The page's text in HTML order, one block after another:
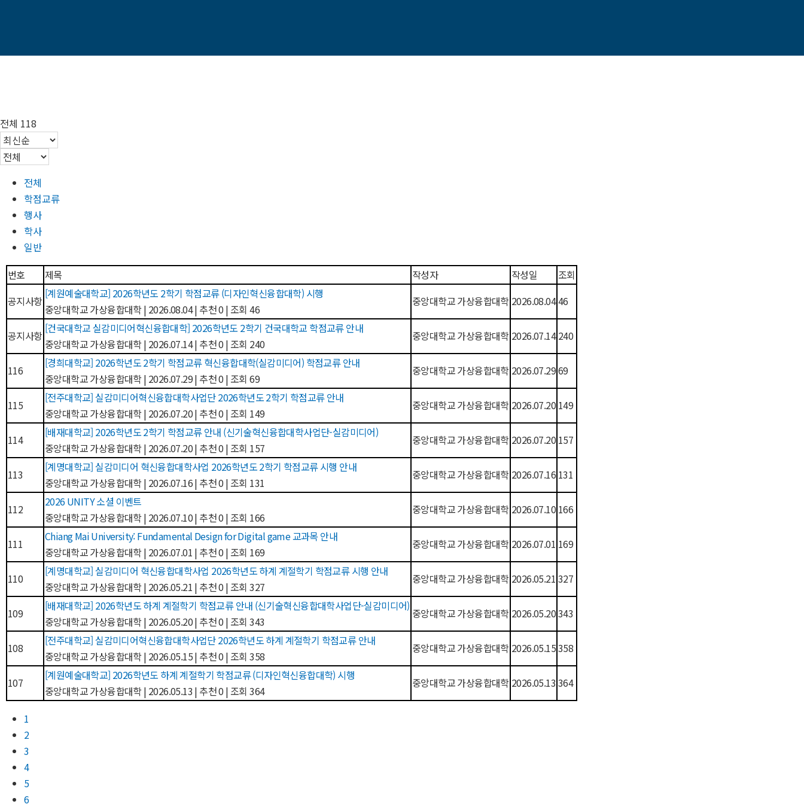
전체 118
전체
학점교류
행사
학사
일반
번호
제목 작성자 작성일
조회
공지사항
[계원예술대학교] 2026학년도 2학기 학점교류 (디자인혁신융합대학) 시행
중앙대학교 가상융합대학| 2026.08.04| 추천 0 | 조회 46
중앙대학교 가상융합대학 2026.08.0446
공지사항
[건국대학교 실감미디어혁신융합대학] 2026학년도 2학기 건국대학교 학점교류 안내
중앙대학교 가상융합대학| 2026.07.14| 추천 0 | 조회 240
중앙대학교 가상융합대학 2026.07.14 240
116
[경희대학교] 2026학년도 2학기 학점교류 혁신융합대학(실감미디어) 학점교류 안내
중앙대학교 가상융합대학| 2026.07.29| 추천 0 | 조회 69
중앙대학교 가상융합대학 2026.07.2969
115
[전주대학교] 실감미디어혁신융합대학사업단 2026학년도 2학기 학점교류 안내
중앙대학교 가상융합대학| 2026.07.20| 추천 0 | 조회 149
중앙대학교 가상융합대학 2026.07.20 149
114
[배재대학교] 2026학년도 2학기 학점교류 안내 (신기술혁신융합대학사업단-실감미디어)
중앙대학교 가상융합대학| 2026.07.20| 추천 0 | 조회 157
중앙대학교 가상융합대학 2026.07.20 157
113
[계명대학교] 실감미디어 혁신융합대학사업 2026학년도 2학기 학점교류 시행 안내
중앙대학교 가상융합대학| 2026.07.16| 추천 0 | 조회 131
중앙대학교 가상융합대학 2026.07.16 131
112
2026 UNITY 소셜 이벤트
중앙대학교 가상융합대학| 2026.07.10| 추천 0 | 조회 166
중앙대학교 가상융합대학 2026.07.10 166
111
Chiang Mai University: Fundamental Design for Digital game 교과목 안내
중앙대학교 가상융합대학| 2026.07.01 | 추천 0 | 조회 169
중앙대학교 가상융합대학 2026.07.01 169
110
[계명대학교] 실감미디어 혁신융합대학사업 2026학년도 하계 계절학기 학점교류 시행 안내
중앙대학교 가상융합대학| 2026.05.21 | 추천 0 | 조회 327
중앙대학교 가상융합대학 2026.05.21 327
109
[배재대학교] 2026학년도 하계 계절학기 학점교류 안내 (신기술혁신융합대학사업단-실감미디어)
중앙대학교 가상융합대학| 2026.05.20| 추천 0 | 조회 343
중앙대학교 가상융합대학 2026.05.20343
108
[전주대학교] 실감미디어혁신융합대학사업단 2026학년도 하계 계절학기 학점교류 안내
중앙대학교 가상융합대학| 2026.05.15| 추천 0 | 조회 358
중앙대학교 가상융합대학 2026.05.15358
107
[계원예술대학교] 2026학년도 하계 계절학기 학점교류 (디자인혁신융합대학) 시행
중앙대학교 가상융합대학| 2026.05.13| 추천 0 | 조회 364
중앙대학교 가상융합대학 2026.05.13364
1
2
3
4
5
6